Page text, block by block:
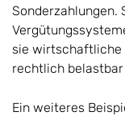
Sonderzahlungen.
sie wirtschaftliche
rechtlich belastbar
Ein weiteres